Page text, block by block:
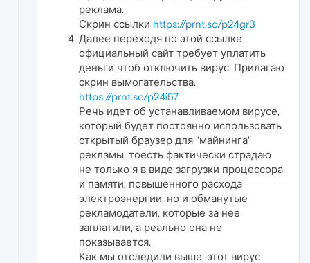
реклама.
Скрин ссылки https://prnt.sc/p24gr3
Далее переходя по этой ссылке
официальный сайт требует уплатить
деньги чтоб отключить вирус. Прилагаю
скрин вымогательства.
https://prnt.sc/p24i57
Речь идет об устанавливаемом вирусе,
который будет постоянно использовать
открытый браузер для "майнинга"
рекламы, тоесть фактически страдаю
не только я в виде загрузки процессора
и памяти, повышенного расхода
электроэнергии, но и обманутые
рекламодатели, которые за нее
заплатили, а реально она не
показывается.
Как мы отследили выше, этот вирус